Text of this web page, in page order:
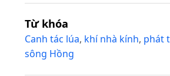
Từ khóa
Canh tác lúa, khí nhà kính, phát
sông Hồng